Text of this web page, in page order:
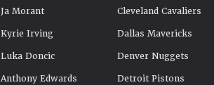
Ja Morant
Kyrie Irving
Luka Doncic
Anthony Edwards
Cleveland Cavaliers
Dallas Mavericks
Denver Nuggets
Detroit Pistons